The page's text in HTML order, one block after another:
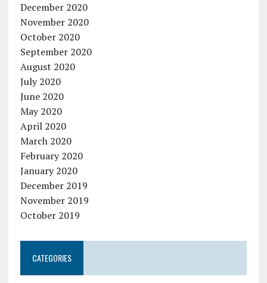
December 2020
November 2020
October 2020
September 2020
August 2020
July 2020
June 2020
May 2020
April 2020
March 2020
February 2020
January 2020
December 2019
November 2019
October 2019
CATEGORIES